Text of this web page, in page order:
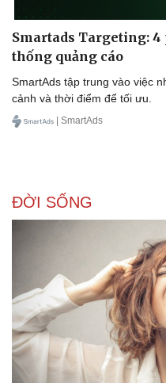
Smartads Targeting:
thống quảng cáo
SmartAds tập trung vào việc
cảnh và thời điểm để tối ưu.
| SmartAds
ĐỜI SỐNG